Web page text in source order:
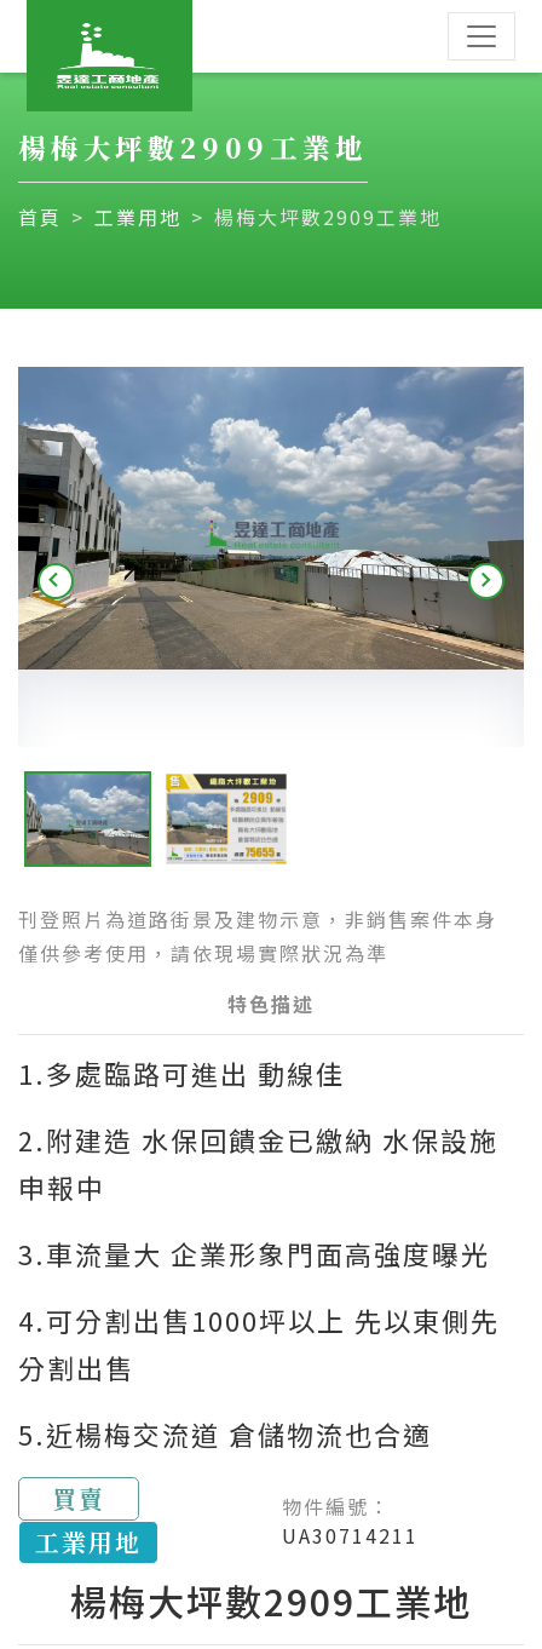
楊梅大坪數2909工業地
首頁 工業用地 楊梅大坪數2909工業地
刊登照片為道路街景及建物示意，非銷售案件本身
僅供參考使用，請依現場實際狀況為準
特色描述
1.多處臨路可進出 動線佳
2.附建造 水保回饋金已繳納 水保設施
申報中
3.車流量大 企業形象門面高強度曝光
4.可分割出售1000坪以上 先以東側先
分割出售
5.近楊梅交流道 倉儲物流也合適
買賣
工業用地
物件編號：
UA30714211
楊梅大坪數2909工業地